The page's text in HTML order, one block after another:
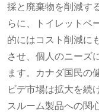
採と廃棄物を削減す
らに、トイレットペ
的にはコスト削減に
させ、個人のニーズ
ます。カナダ国民の
ビデ市場は拡大を続
スルーム製品への関